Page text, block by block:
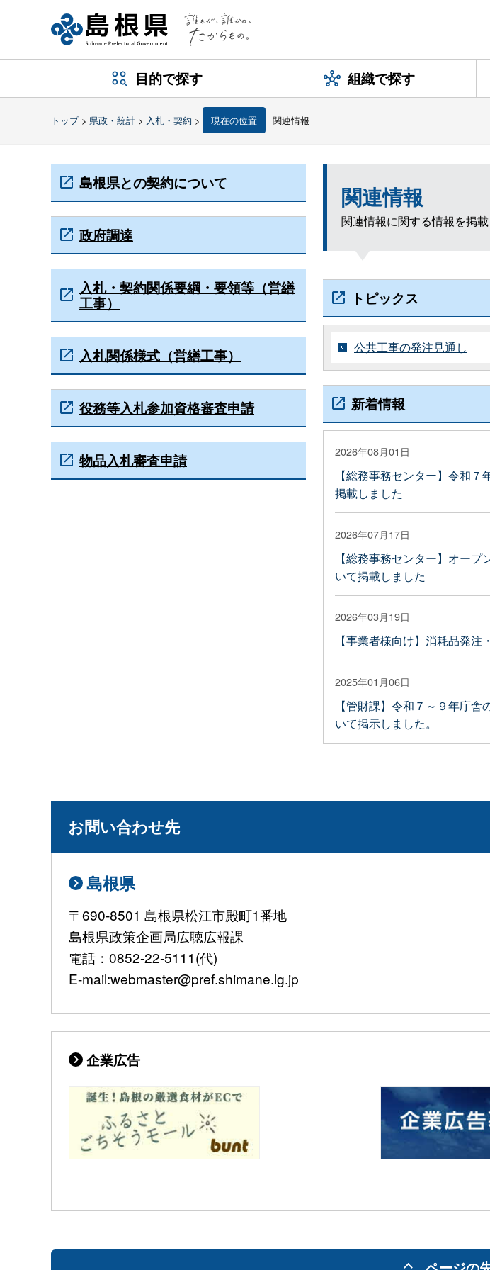
目的で探す 組織で探す
トップ> 県政・統計 > 入札・契約 > 現在の位置 関連情報
関連情報
関連情報に関する情報を掲載
トピックス
公共工事の発注見通し
新着情報
2026年08月01日
【総務事務センター】令和
掲載しました
2026年07月17日
【総務事務センター】オー
いて掲載しました
2026年03月19日
【事業者様向け】消耗品発
2025年01月06日
【管財課】令和７～９年庁
いて掲示しました。
島根県との契約について
政府調達
入札・契約関係要綱・要領等（営繕
工事）
入札関係様式（営繕工事）
役務等入札参加資格審査申請
物品入札審査申請
お問い合わせ先
島根県
〒690-8501 島根県松江市殿町1番地
島根県政策企画局広聴広報課
電話：0852-22-5111(代)
E-mail:webmaster@pref.shimane.lg.jp
企業広告